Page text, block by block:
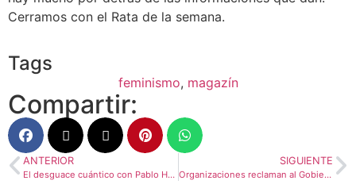
Cerramos con el Rata de la semana.
Tags
feminismo, magazín
Compartir:
ANTERIOR
El desguace cuántico con Pablo Huguet, 33
SIGUIENTE
Organizaciones reclaman al Gobierno reducir las emisiones del transporte